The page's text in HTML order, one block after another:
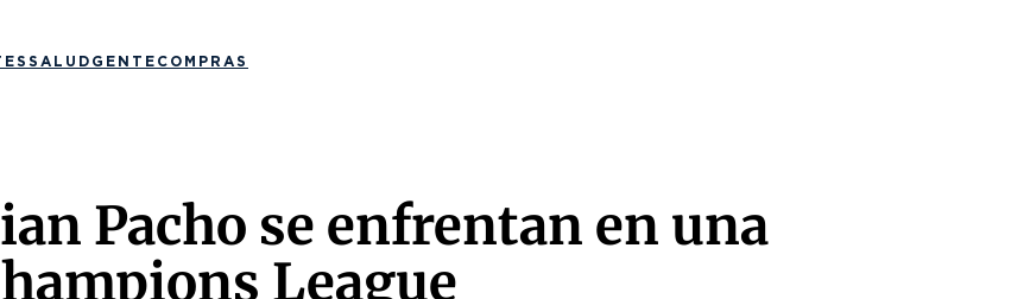
SALUD GENTE COMPRAS
Pacho se enfrentan en una
League